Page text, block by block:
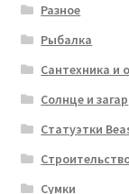
Разное
Рыбалка
Сантехника и
Солнце и загар
Статуэтки
Сумки